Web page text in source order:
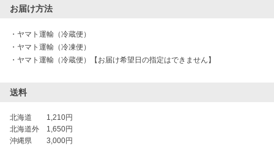
お届け方法
・ ヤマト運輸（冷蔵便）
・ ヤマト運輸（冷凍便）
・ ヤマト運輸（冷蔵便）【お届け希望日の指定はできません】
送料
北海道　　1,210円
北海道外　1,650円
沖縄県　　3,000円